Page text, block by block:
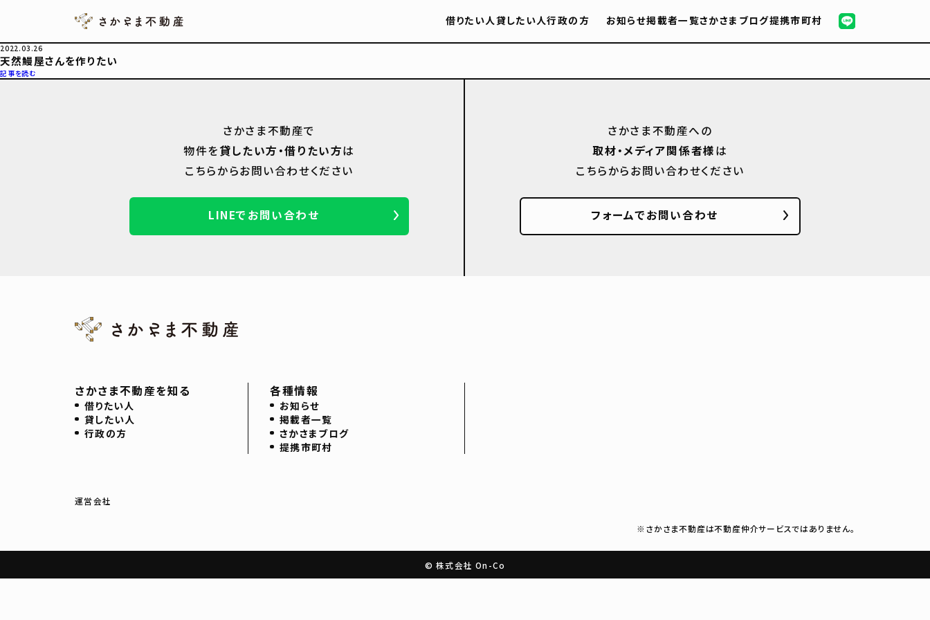
借りたい人貸したい人行政の方 お知らせ掲載者一覧さかさまブログ提携市町村
2022.03.26
天然鰻屋さんを作りたい
記事を読む
さかさま不動産で
物件を貸したい方・借りたい方は
こちらからお問い合わせください
LINEでお問い合わせ
さかさま不動産への
取材・メディア関係者様は
こちらからお問い合わせください
フォームでお問い合わせ
さかさま不動産を知る
借りたい人
貸したい人
行政の方
各種情報
お知らせ
掲載者一覧
さかさまブログ
提携市町村
運営会社
※さかさま不動産は不動産仲介サービスではありません。
© 株式会社 On-Co